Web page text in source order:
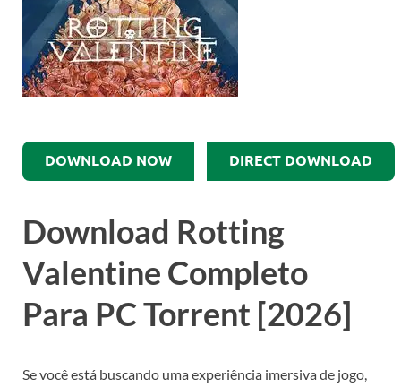
DOWNLOAD NOW DIRECT DOWNLOAD
Download Rotting
Valentine Completo
Para PC Torrent [2026]
Se você está buscando uma experiência imersiva de jogo,